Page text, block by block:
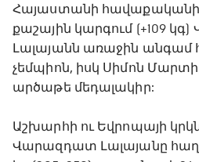
Հայաստանի հավաքականի
քաշային կարգում (+109
Լալայանն առաջին անգամ
չեմպիոն, իսկ Սիմոն
արծաթե մեդալակիր:
Աշխարհի ու Եվրոպայի
Վարազդատ Լալայանը